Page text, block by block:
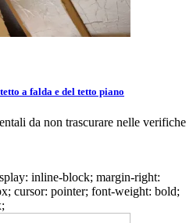
a falda e del tetto piano
da non trascurare nelle verifiche
inline-block; margin-right:
cursor: pointer; font-weight: bold;